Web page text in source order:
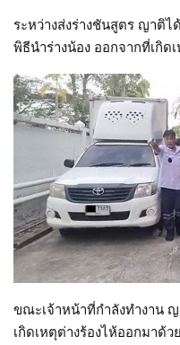
ระหว่างส่งร่างชันสูตร ญาติไ
พิธีนำร่างน้อง ออกจากที่เกิด
ขณะเจ้าหน้าที่กำลังทำงาน
เกิดเหตุต่างร้องไห้ออกมาด้